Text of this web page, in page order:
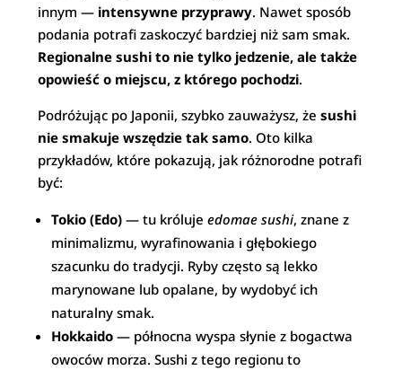
innym — intensywne przyprawy. Nawet sposób
podania potrafi zaskoczyć bardziej niż sam smak.
Regionalne sushi to nie tylko jedzenie, ale także
opowieść o miejscu, z którego pochodzi.
Podróżując po Japonii, szybko zauważysz, żesushi
nie smakuje wszędzie tak samo. Oto kilka
przykładów, które pokazują, jak różnorodne potrafi
być:
Tokio (Edo) — tu królujeedomae sushi, znane z
minimalizmu, wyrafinowania i głębokiego
szacunku do tradycji. Ryby często są lekko
marynowane lub opalane, by wydobyć ich
naturalny smak.
Hokkaido — północna wyspa słynie z bogactwa
owoców morza. Sushi z tego regionu to